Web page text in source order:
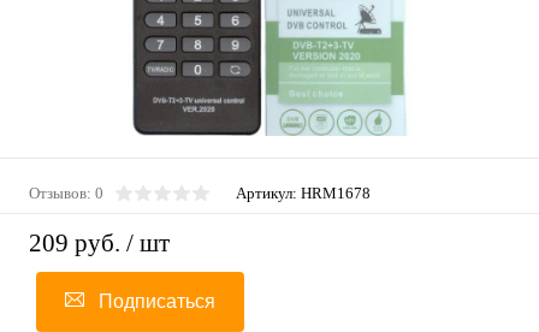
Отзывов: 0 Артикул: HRM1678
209 руб. / шт
Подписаться